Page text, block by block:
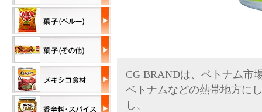
CG BRANDは、ベトナム市
ベトナムなどの熱帯地方に
し、